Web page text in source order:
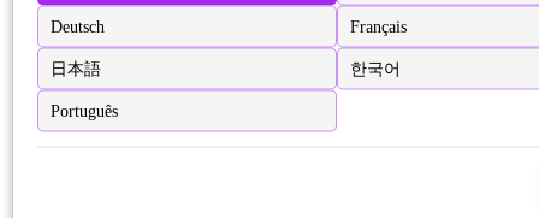
Deutsch Français
日本語 한국어
Português